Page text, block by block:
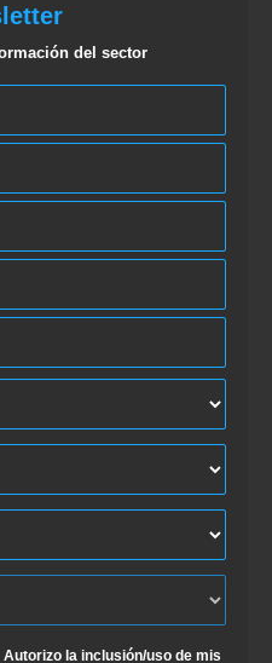
del sector
Autorizo la inclusión/uso de mis